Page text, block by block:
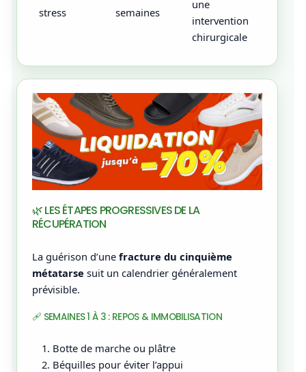
stress
semaines
une
intervention
chirurgicale
🌿 LES ÉTAPES PROGRESSIVES DE LA
RÉCUPÉRATION
La guérison d’une fracture du cinquième
métatarse suit un calendrier généralement
prévisible.
🩹 SEMAINES 1 À 3 : REPOS & IMMOBILISATION
Botte de marche ou plâtre
Béquilles pour éviter l’appui